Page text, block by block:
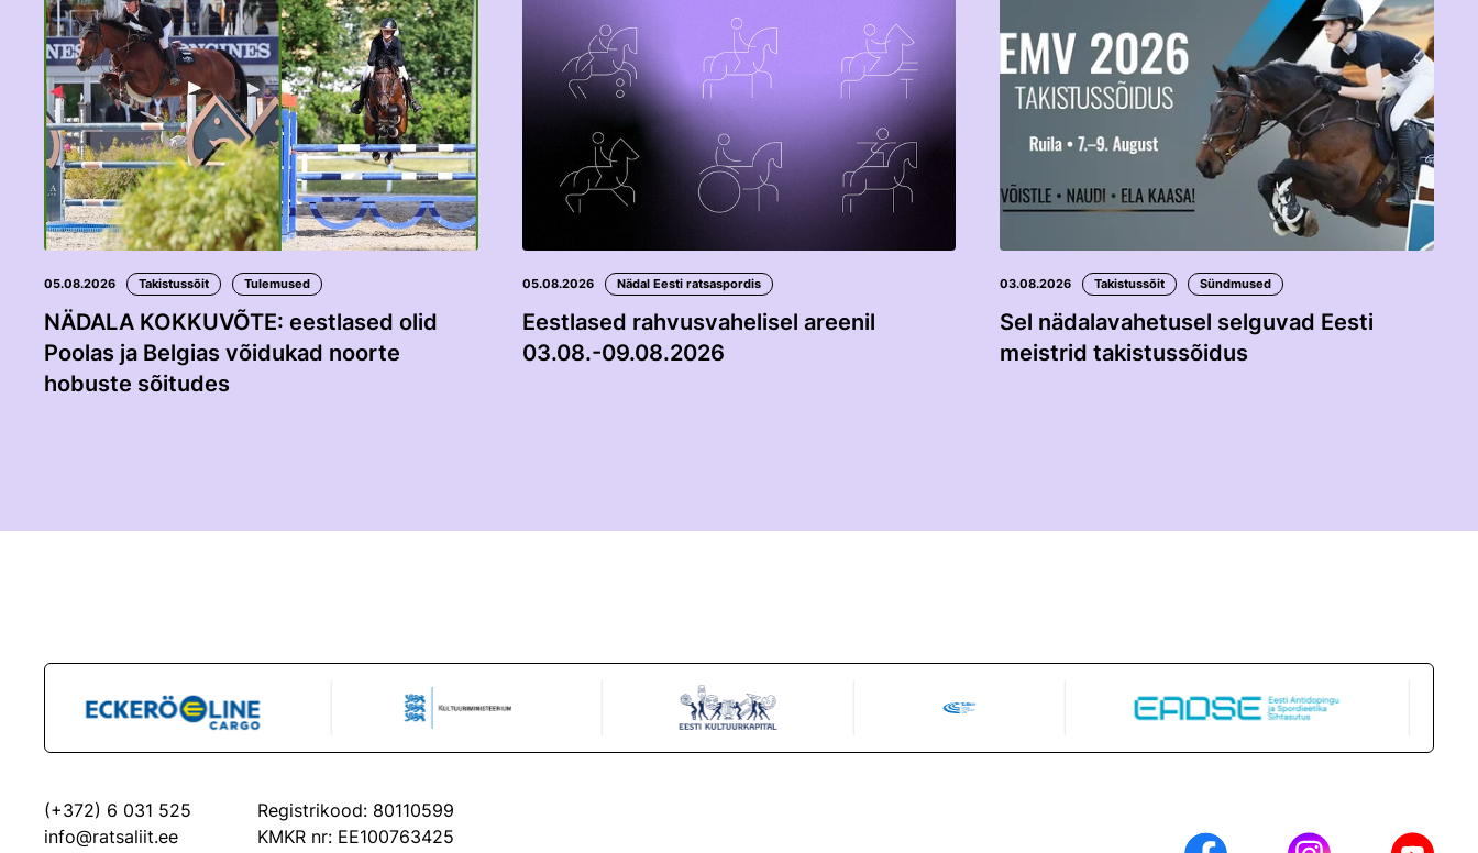
05.08.2026 Takistussõit Tulemused
NÄDALA KOKKUVÕTE: eestlased olid
Poolas ja Belgias võidukad noorte
hobuste sõitudes
05.08.2026 Nädal Eesti ratsaspordis
Eestlased rahvusvahelisel areenil
03.08.-09.08.2026
03.08.2026 Takistussõit Sündmused
Sel nädalavahetusel selguvad Eesti
meistrid takistussõidus
(+372) 6 031 525
info@ratsaliit.ee
Registrikood: 80110599
KMKR nr: EE100763425